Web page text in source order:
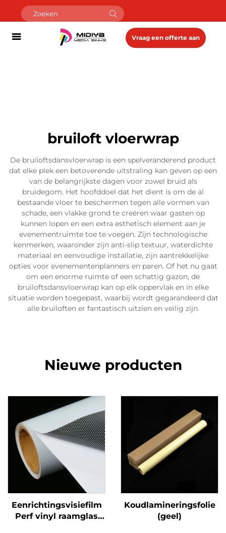
Vraag een offerte aan
bruiloft vloerwrap
De bruiloftsdansvloerwrap is een spelveranderend product
dat elke plek een betoverende uitstraling kan geven op een
van de belangrijkste dagen voor zowel bruid als
bruidegom. Het hoofddoel dat het dient is om de al
bestaande vloer te beschermen tegen alle vormen van
schade, een vlakke grond te creëren waar gasten op
kunnen lopen en een extra esthetisch element aan je
evenementruimte toe te voegen. Zijn technologische
kenmerken, waaronder zijn anti-slip textuur, waterdichte
materiaal en eenvoudige installatie, zijn aantrekkelijke
opties voor evenementenplanners en paren. Of het nu gaat
om een enorme ruimte of een schattig gazon, de
bruiloftsdansvloerwrap kan op elk oppervlak en in elke
situatie worden toegepast, waarbij wordt gegarandeerd dat
alle bruiloften er fantastisch uitzien en veilig zijn.
Nieuwe producten
Eenrichtingsvisiefilm
Perf vinyl raamglas
Koudlamineringsfolie
(geel)